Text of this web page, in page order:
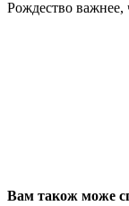
Рождество
Вам також може